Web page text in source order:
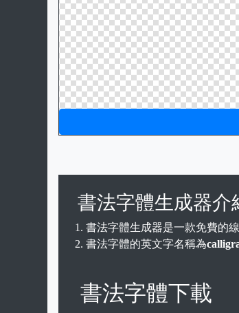
書法字體生成器介
書法字體生成器是一款免費的
書法字體的英文字名稱為
書法字體下載